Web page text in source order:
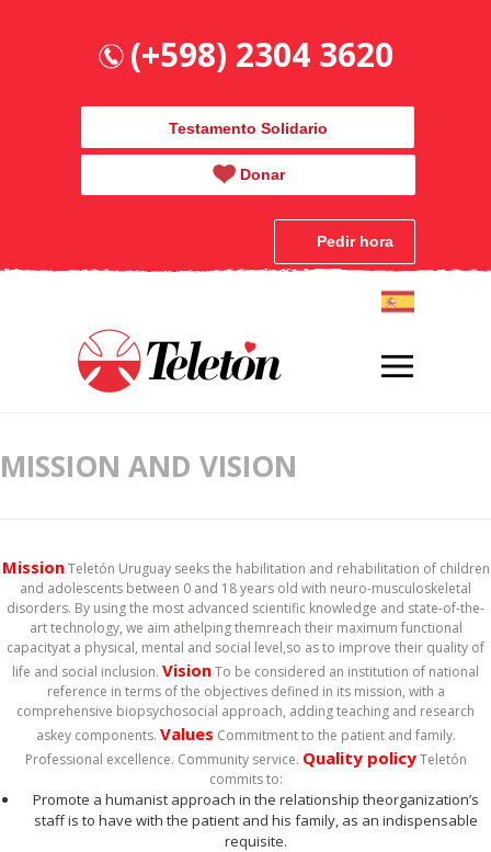
(+598) 2304 3620
Testamento Solidario
Donar
Pedir hora
MISSION AND VISION
MissionTeletón Uruguay seeks the habilitation and rehabilitation of children
and adolescents between 0 and 18 years old with neuro-musculoskeletal
disorders. By using the most advanced scientific knowledge and state-of-the-
art technology, we aim athelping themreach their maximum functional
capacityat a physical, mental and social level,so as to improve their quality of
life and social inclusion. VisionTo be considered an institution of national
reference in terms of the objectives defined in its mission, with a
comprehensive biopsychosocial approach, adding teaching and research
askey components. Values Commitment to the patient and family.
Professional excellence. Community service. Quality policyTeletón
commits to:
Promote a humanist approach in the relationship theorganization’s
staff is to have with the patient and his family, as an indispensable
requisite.